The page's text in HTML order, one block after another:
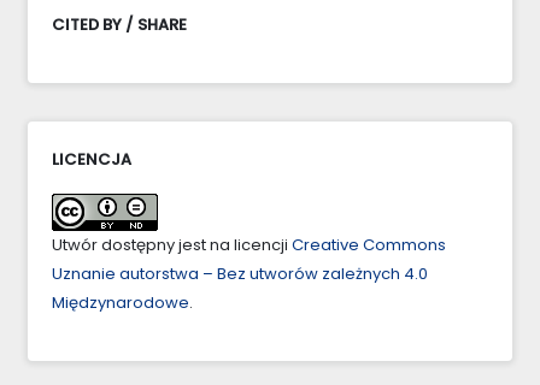
CITED BY / SHARE
LICENCJA
Utwór dostępny jest na licencji Creative Commons
Uznanie autorstwa – Bez utworów zależnych 4.0
Międzynarodowe.